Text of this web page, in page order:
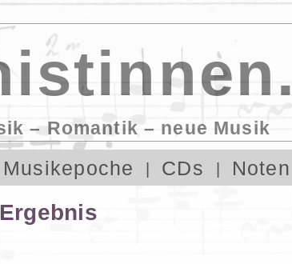
– Romantik – neue Musik
Musikepoche CDs Noten